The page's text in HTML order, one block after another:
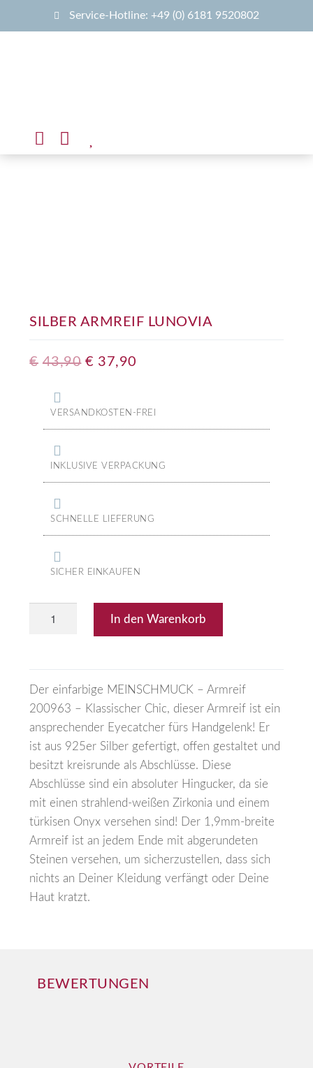
Service-Hotline: +49 (0) 6181 9520802
SILBER ARMREIF LUNOVIA
€ 43,90 € 37,90
VERSANDKOSTEN-FREI
INKLUSIVE VERPACKUNG
SCHNELLE LIEFERUNG
SICHER EINKAUFEN
In den Warenkorb
Der einfarbige MEINSCHMUCK – Armreif
200963 – Klassischer Chic, dieser Armreif ist ein
ansprechender Eyecatcher fürs Handgelenk! Er
ist aus 925er Silber gefertigt, offen gestaltet und
besitzt kreisrunde als Abschlüsse. Diese
Abschlüsse sind ein absoluter Hingucker, da sie
mit einen strahlend-weißen Zirkonia und einem
türkisen Onyx versehen sind! Der 1,9mm-breite
Armreif ist an jedem Ende mit abgerundeten
Steinen versehen, um sicherzustellen, dass sich
nichts an Deiner Kleidung verfängt oder Deine
Haut kratzt.
BEWERTUNGEN